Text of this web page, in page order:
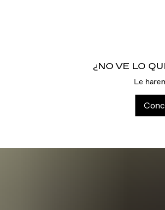
¿NO VE LO
Le